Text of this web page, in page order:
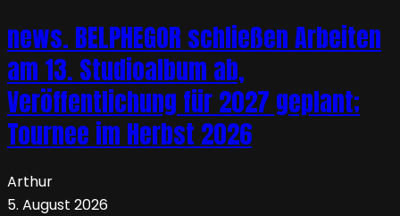
news. BELPHEGOR schließen Arbeiten
am 13. Studioalbum ab,
Veröffentlichung für 2027 geplant;
Tournee im Herbst 2026
Arthur
5. August 2026